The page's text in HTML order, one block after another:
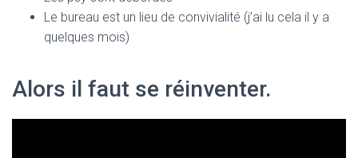
Le bureau est un lieu de convivialité (j’ai lu cela il y a
quelques mois)
Alors il faut se réinventer.